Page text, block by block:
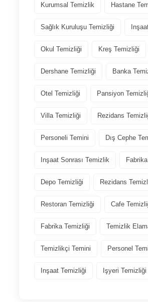
Kurumsal Temizlik Hastane
Sağlık Kuruluşu Temizliği
Okul Temizliği Kreş Temizliği
Dershane Temizliği Banka
Otel Temizliği Pansiyon
Villa Temizliği Rezidans
Personeli Temini Dış Cephe
Inşaat Sonrası Temizlik
Depo Temizliği Rezidans
Restoran Temizliği Cafe
Fabrika Temizliği Temizlik
Temizlikçi Temini Personel
Inşaat Temizliği Işyeri Temizliği